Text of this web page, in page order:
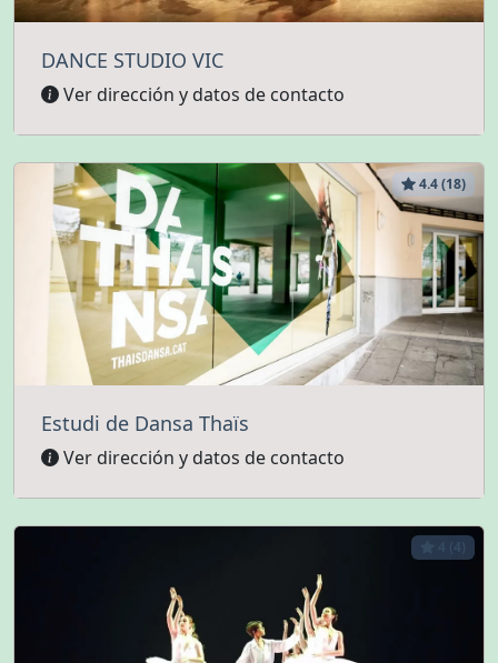
DANCE STUDIO VIC
Ver dirección y datos de contacto
4.4 (18)
Estudi de Dansa Thaïs
Ver dirección y datos de contacto